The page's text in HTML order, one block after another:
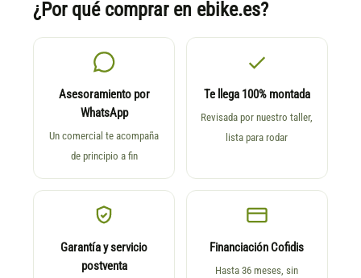
¿Por qué comprar en ebike.es?
Asesoramiento por
WhatsApp
Un comercial te acompaña
de principio a fin
Te llega 100% montada
Revisada por nuestro taller,
lista para rodar
Garantía y servicio
postventa
Financiación Cofidis
Hasta 36 meses, sin